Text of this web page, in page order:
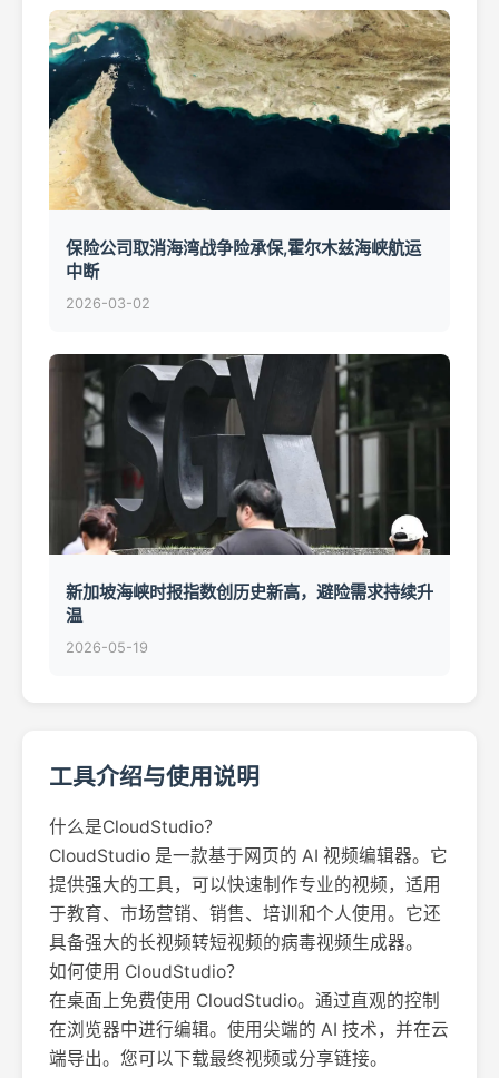
保险公司取消海湾战争险承保,霍尔木兹海峡航运
中断
2026-03-02
新加坡海峡时报指数创历史新高，避险需求持续升
温
2026-05-19
工具介绍与使用说明
什么是CloudStudio？
CloudStudio 是一款基于网页的 AI 视频编辑器。它
提供强大的工具，可以快速制作专业的视频，适用
于教育、市场营销、销售、培训和个人使用。它还
具备强大的长视频转短视频的病毒视频生成器。
如何使用 CloudStudio？
在桌面上免费使用 CloudStudio。通过直观的控制
在浏览器中进行编辑。使用尖端的 AI 技术，并在云
端导出。您可以下载最终视频或分享链接。